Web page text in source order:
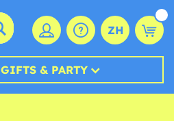
ZH
GIFTS & PARTY